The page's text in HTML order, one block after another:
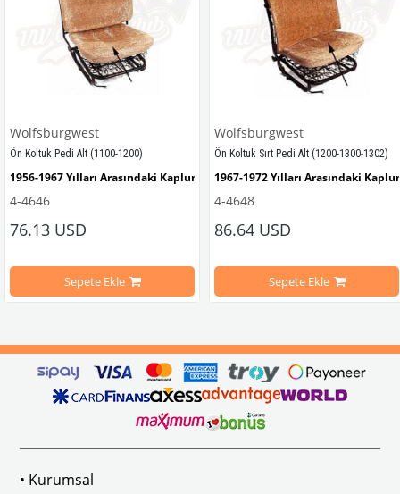
Kaplumbağa (Beetle) modelleriyle ve
arasındaki Karmann Ghia modelleriyle uyumludur.
için uygundur.
Wolfsburgwest
Ön Koltuk Pedi Alt (1100-1200)
1956-1967 Yılları Arasındaki Kaplumbağa Modelleri İle Uyumludur
VWCC Parça No : 4-4646 OEM Parça No : 113881375E
4-4646
76.13 USD
Sepete Ekle
Wolfsburgwest
Ön Koltuk Sırt Pedi Alt (1200-1300-1302)
1967-1972 Yılları Arasındaki
VWCC Parça No : 4-4648 OEM
4-4648
86.64 USD
Sepete Ekle
• Kurumsal